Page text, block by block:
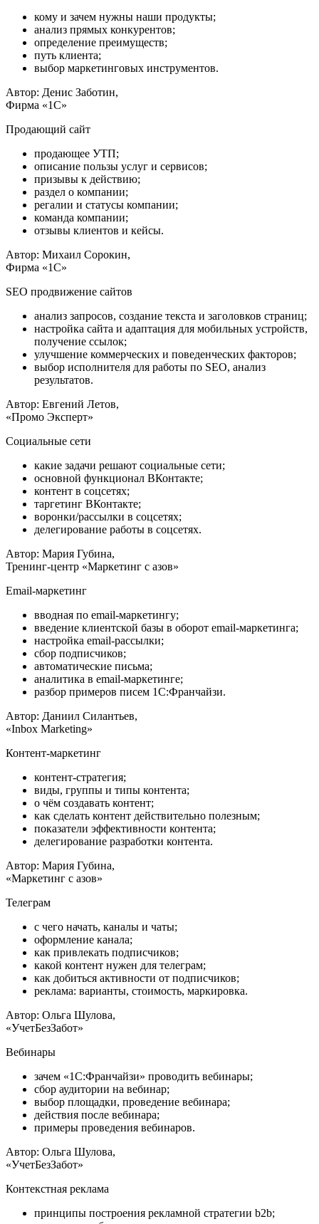
кому и зачем нужны наши продукты;
анализ прямых конкурентов;
определение преимуществ;
путь клиента;
выбор маркетинговых инструментов.
Автор: Денис Заботин,
Фирма «1С»
Продающий сайт
продающее УТП;
описание пользы услуг и сервисов;
призывы к действию;
раздел о компании;
регалии и статусы компании;
команда компании;
отзывы клиентов и кейсы.
Автор: Михаил Сорокин,
Фирма «1С»
SEO продвижение сайтов
анализ запросов, создание текста и заголовков страниц;
настройка сайта и адаптация для мобильных устройств,
получение ссылок;
улучшение коммерческих и поведенческих факторов;
выбор исполнителя для работы по SEO, анализ
результатов.
Автор: Евгений Летов,
«Промо Эксперт»
Cоциальные сети
какие задачи решают социальные сети;
основной функционал ВКонтакте;
контент в соцсетях;
таргетинг ВКонтакте;
воронки/рассылки в соцсетях;
делегирование работы в соцсетях.
Автор: Мария Губина,
Тренинг-центр «Маркетинг с азов»
Email-маркетинг
вводная по email-маркетингу;
введение клиентской базы в оборот email-маркетинга;
настройка email-рассылки;
сбор подписчиков;
автоматические письма;
аналитика в email-маркетинге;
разбор примеров писем 1С:Франчайзи.
Автор: Даниил Силантьев,
«Inbox Marketing»
Контент-маркетинг
контент-стратегия;
виды, группы и типы контента;
о чём создавать контент;
как сделать контент действительно полезным;
показатели эффективности контента;
делегирование разработки контента.
Автор: Мария Губина,
«Маркетинг с азов»
Телеграм
с чего начать, каналы и чаты;
оформление канала;
как привлекать подписчиков;
какой контент нужен для телеграм;
как добиться активности от подписчиков;
реклама: варианты, стоимость, маркировка.
Автор: Ольга Шулова,
«УчетБезЗабот»
Вебинары
зачем «1С:Франчайзи» проводить вебинары;
сбор аудитории на вебинар;
выбор площадки, проведение вебинара;
действия после вебинара;
примеры проведения вебинаров.
Автор: Ольга Шулова,
«УчетБезЗабот»
Контекстная реклама
принципы построения рекламной стратегии b2b;